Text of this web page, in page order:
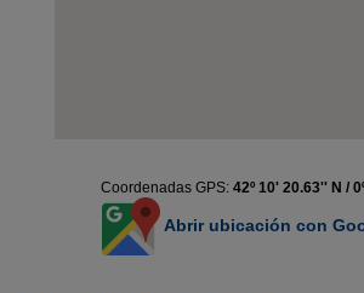
Coordenadas GPS: 42º 10' 20.63'' N /
Abrir ubicación con